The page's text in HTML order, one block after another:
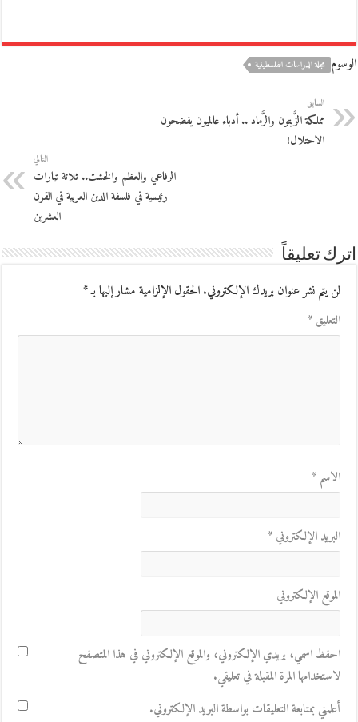
الوسوم مجلة الدراسات الفلسطينية
السابق
مملكة الزَّيتون والرَّماد .. أدباء عالميون يفضحون
الاحتلال!
التالي
الرفاعي والعظم والخشت.. ثلاثة تيارات
رئيسية في فلسفة الدين العربية في القرن
العشرين
اترك تعليقاً
لن يتم نشر عنوان بريدك الإلكتروني.الحقول الإلزامية مشار إليها بـ*
التعليق*
الاسم*
البريد الإلكتروني*
الموقع الإلكتروني
احفظ اسمي، بريدي الإلكتروني، والموقع الإلكتروني في هذا المتصفح
لاستخدامها المرة المقبلة في تعليقي.
أعلمني بمتابعة التعليقات بواسطة البريد الإلكتروني.